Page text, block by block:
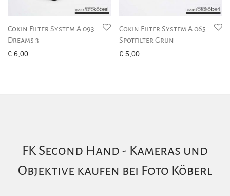
Cokin Filter System A 093
Dreams 3
€ 6,00
Cokin Filter System A 065
Spotfilter Grün
€ 5,00
FK Second Hand - Kameras und
Objektive kaufen bei Foto Köberl